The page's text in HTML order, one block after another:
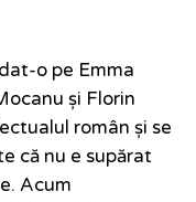
o pe Emma
și Florin
român și se
că nu e supărat
Acum